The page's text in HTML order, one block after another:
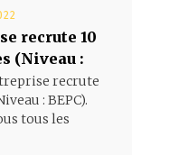
recrute 10
(Niveau :
recrute
: BEPC).
tous les